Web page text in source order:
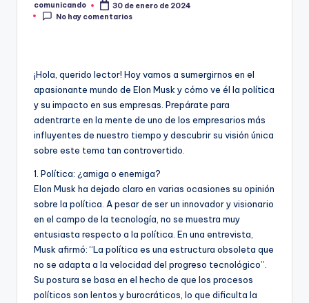
Publicado
por
comunicando
30 de enero de 2024
No hay comentarios
¡Hola, querido lector! Hoy vamos a sumergirnos en el
apasionante mundo de Elon Musk y cómo ve él la política
y su impacto en sus empresas. Prepárate para
adentrarte en la mente de uno de los empresarios más
influyentes de nuestro tiempo y descubrir su visión única
sobre este tema tan controvertido.
1. Política: ¿amiga o enemiga?
Elon Musk ha dejado claro en varias ocasiones su opinión
sobre la política. A pesar de ser un innovador y visionario
en el campo de la tecnología, no se muestra muy
entusiasta respecto a la política. En una entrevista,
Musk afirmó: “La política es una estructura obsoleta que
no se adapta a la velocidad del progreso tecnológico”.
Su postura se basa en el hecho de que los procesos
políticos son lentos y burocráticos, lo que dificulta la